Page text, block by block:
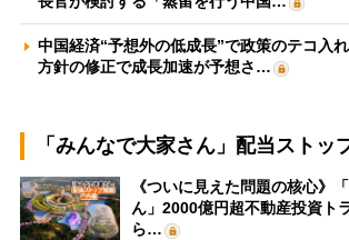
中国経済“予想外の低成長”で政策のテコ入
方針の修正で成長加速が予想さ…
「みんなで大家さん」配当ストッ
《ついに見えた問題の核心》
ん」2000億円超不動産投資ト
ら…